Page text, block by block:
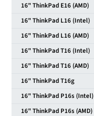
16" ThinkPad E16 (AMD)
16" ThinkPad L16 (Intel)
16" ThinkPad L16 (AMD)
16" ThinkPad T16 (Intel)
16" ThinkPad T16 (AMD)
16" ThinkPad T16g
16" ThinkPad P16s (Intel)
16" ThinkPad P16s (AMD)